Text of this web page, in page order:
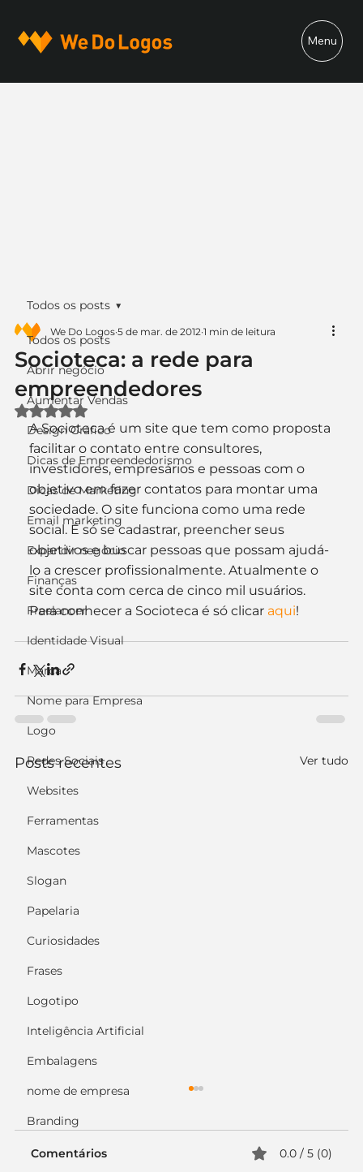
Menu
Todos os posts
Abrir negócio
Aumentar Vendas
Design Gráfico
Dicas de Empreendedorismo
Dicas de Marketing
Email marketing
Expandir negócio
Finanças
Freelancer
Identidade Visual
Marca
Nome para Empresa
Logo
Redes Sociais
Websites
Ferramentas
Mascotes
Slogan
Papelaria
Curiosidades
Frases
Logotipo
Inteligência Artificial
Embalagens
nome de empresa
Branding
Todos os posts
Socioteca: a rede para
empreendedores
We Do Logos 5 de mar. de 2012 1 min de leitura
Avaliado com NaN de 5 estrelas.
A Socioteca é um site que tem como proposta
facilitar o contato entre consultores,
investidores, empresários e pessoas com o
objetivo em fazer contatos para montar uma
sociedade. O site funciona como uma rede
social. É só se cadastrar, preencher seus
objetivos e buscar pessoas que possam ajudá-
lo a crescer profissionalmente. Atualmente o
site conta com cerca de cinco mil usuários.
Para conhecer a Socioteca é só clicar aqui!
Posts recentes Ver tudo
Comentários 0.0 / 5 (0)